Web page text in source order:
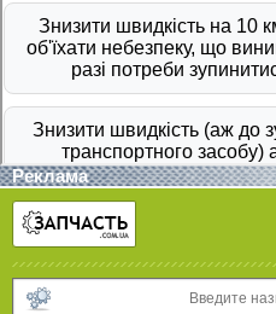
Реклама